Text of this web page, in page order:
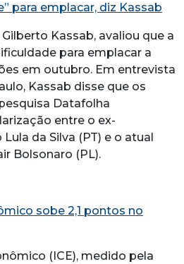
para emplacar, diz Kassab
Kassab, avaliou que a
para emplacar a
em outubro. Em entrevista
Kassab disse que os
Datafolha
entre o ex-
da Silva (PT) e o atual
Bolsonaro (PL).
sobe 2,1 pontos no
(ICE), medido pela